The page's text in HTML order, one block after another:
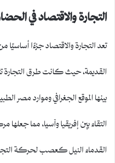
التجارة والاقتصاد في
تعد التجارة والاقتصاد جزءًا أساسيًا
القديمة، حيث كانت طرق التجارة
بينها الموقع الجغرافي وموارد
التقاء بين إفريقيا وآسيا، مما
القدماء النيل كعصب لحركة